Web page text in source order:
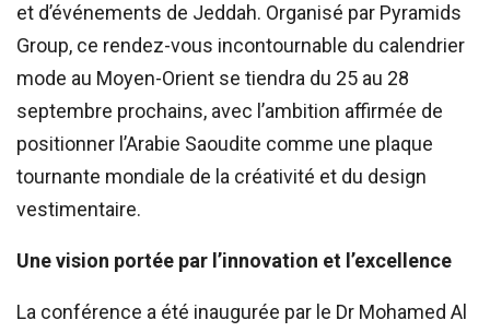
et d’événements de Jeddah. Organisé par Pyramids
Group, ce rendez-vous incontournable du calendrier
mode au Moyen-Orient se tiendra du 25 au 28
septembre prochains, avec l’ambition affirmée de
positionner l’Arabie Saoudite comme une plaque
tournante mondiale de la créativité et du design
vestimentaire.
Une vision portée par l’innovation et l’excellence
La conférence a été inaugurée par le Dr Mohamed Al